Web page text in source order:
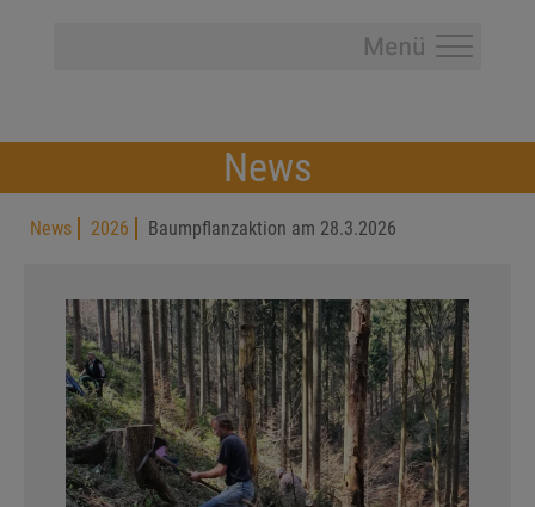
News
News 2026 Baumpflanzaktion am 28.3.2026